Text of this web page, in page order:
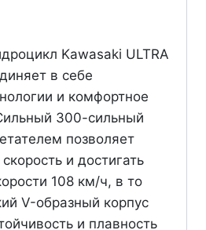
Kawasaki ULTRA
в себе
и комфортное
300-сильный
позволяет
и достигать
108 км/ч, в то
V-образный корпус
и плавность